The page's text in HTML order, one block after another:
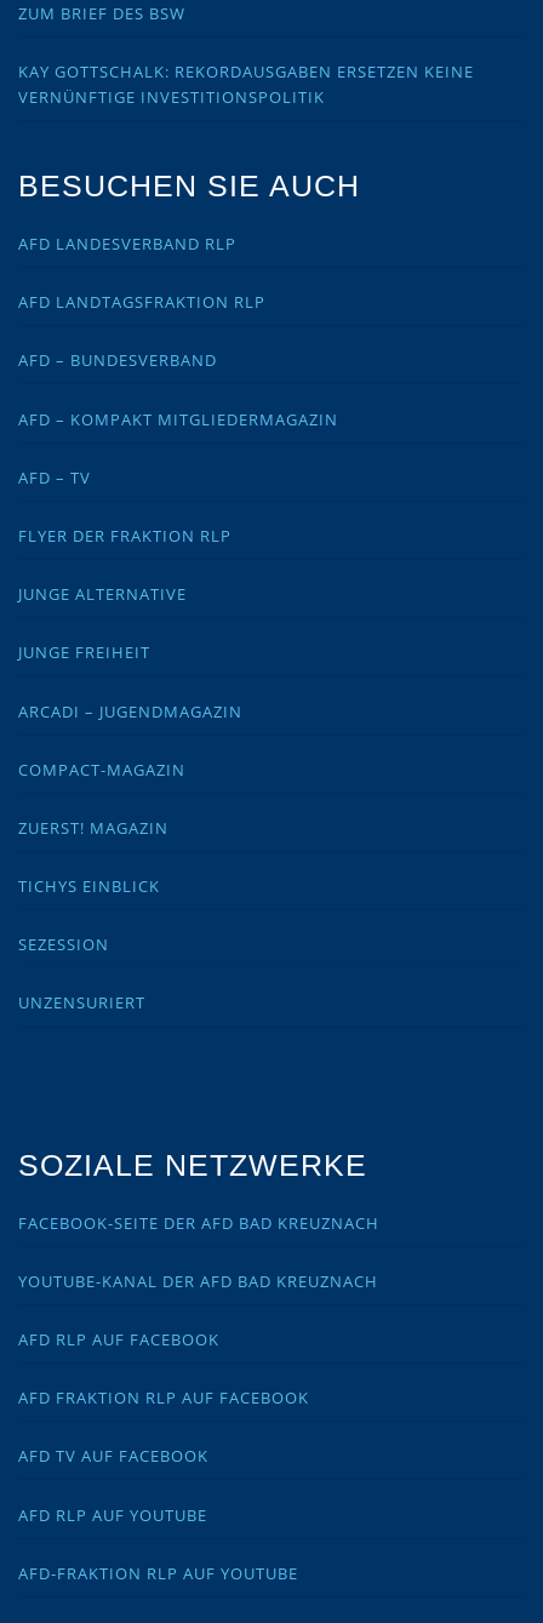
ZUM BRIEF DES BSW
KAY GOTTSCHALK: REKORDAUSGABEN ERSETZEN KEINE
VERNÜNFTIGE INVESTITIONSPOLITIK
BESUCHEN SIE AUCH
AFD LANDESVERBAND RLP
AFD LANDTAGSFRAKTION RLP
AFD – BUNDESVERBAND
AFD – KOMPAKT MITGLIEDERMAGAZIN
AFD – TV
FLYER DER FRAKTION RLP
JUNGE ALTERNATIVE
JUNGE FREIHEIT
ARCADI – JUGENDMAGAZIN
COMPACT-MAGAZIN
ZUERST! MAGAZIN
TICHYS EINBLICK
SEZESSION
UNZENSURIERT
SOZIALE NETZWERKE
FACEBOOK-SEITE DER AFD BAD KREUZNACH
YOUTUBE-KANAL DER AFD BAD KREUZNACH
AFD RLP AUF FACEBOOK
AFD FRAKTION RLP AUF FACEBOOK
AFD TV AUF FACEBOOK
AFD RLP AUF YOUTUBE
AFD-FRAKTION RLP AUF YOUTUBE